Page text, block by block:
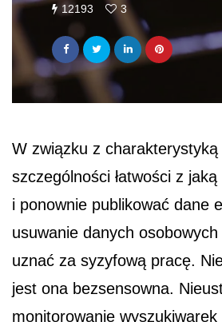
12193 3
W związku z charakterystyką
szczególności łatwości z
i ponownie publikować dane
usuwanie danych
uznać za syzyfową pracę.
jest ona bezsensowna.
monitorowanie wyszukiwarek